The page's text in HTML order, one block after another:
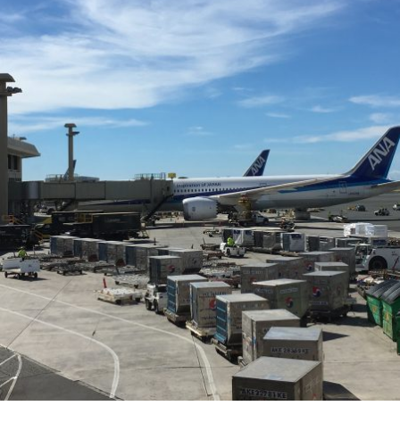
学校案内パンフレット
学則
部活動
生徒座談会
学校案内パンフレット
学則